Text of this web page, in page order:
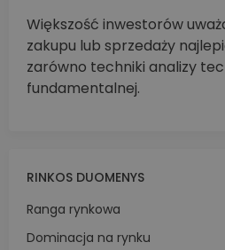
Większość inwestorów
zakupu lub sprzedaży
zarówno techniki analizy
fundamentalnej.
RINKOS DUOMENYS
Ranga rynkowa
Dominacja na rynku